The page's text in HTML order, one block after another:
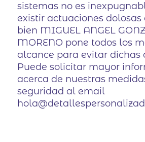
sistemas no es
existir actuaciones dolosas
bien MIGUEL ANGEL
MORENO pone todos los
alcance para evitar dichas
Puede solicitar mayor
acerca de nuestras
seguridad al email